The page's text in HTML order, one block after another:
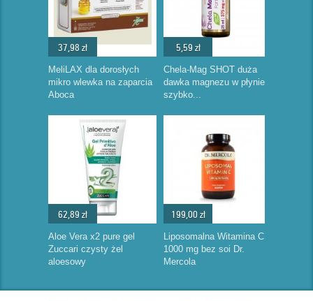
37,98 zł
MeliLAX dla dorosłych
mikro wlewka na zaparcia
Aboca
5,59 zł
Chela-Mag SHOT duża
dawka magnezu w płynie
szybko...
62,89 zł
Aloe Vera x2 pure gel
Zuccari czysty żel
aloesowy
199,00 zł
Liposomalna Witamina C
1000 mg bez soi Dr.
Mercola